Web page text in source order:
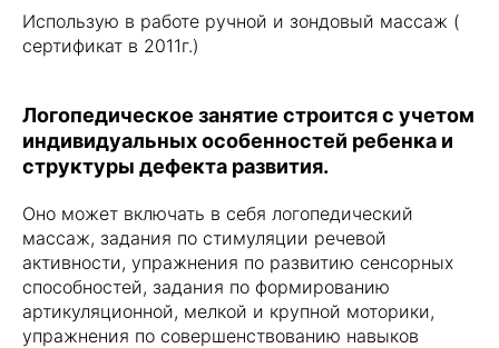
Использую в работе ручной и зондовый массаж (
сертификат в 2011г.)
Логопедическое занятие строится с учетом
индивидуальных особенностей ребенка и
структуры дефекта развития.
Оно может включать в себя логопедический
массаж, задания по стимуляции речевой
активности, упражнения по развитию сенсорных
способностей, задания по формированию
артикуляционной, мелкой и крупной моторики,
упражнения по совершенствованию навыков